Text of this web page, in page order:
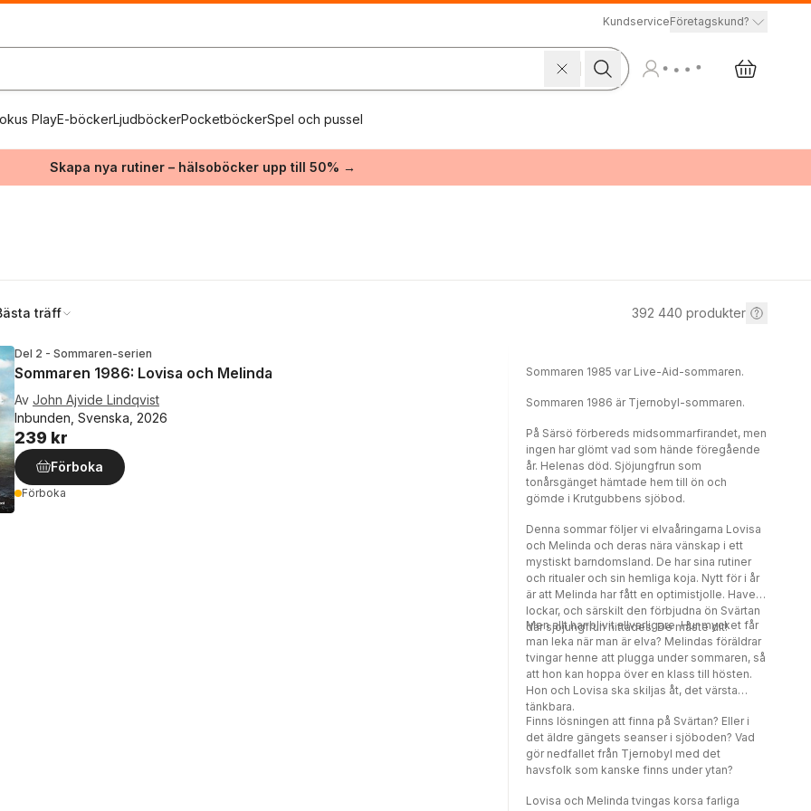
KundserviceFöretagskund?
PlayE-böckerLjudböckerPocketböckerSpel och pussel
Skapa nya rutiner – hälsoböcker upp till 50% →
träff 392 440 produkter
Del 2 - Sommaren-serien
Sommaren 1986: Lovisa och Melinda
Av John Ajvide Lindqvist
Inbunden, Svenska, 2026
239 kr
Förboka
Förboka
Sommaren 1985 var Live-Aid-sommaren.
Sommaren 1986 är Tjernobyl-sommaren.
På Särsö förbereds midsommarfirandet, men
ingen har glömt vad som hände föregående
år. Helenas död. Sjöjungfrun som
tonårsgänget hämtade hem till ön och
gömde i Krutgubbens sjöbod.
Denna sommar följer vi elvaåringarna Lovisa
och Melinda och deras nära vänskap i ett
mystiskt barndomsland. De har sina rutiner
och ritualer och sin hemliga koja. Nytt för i år
är att Melinda har fått en optimistjolle. Havet
lockar, och särskilt den förbjudna ön Svärtan
där sjöjungfrun hittades. De måste dit!
Men allt har blivit allvarligare. Hur mycket får
man leka när man är elva? Melindas föräldrar
tvingar henne att plugga under sommaren, så
att hon kan hoppa över en klass till hösten.
Hon och Lovisa ska skiljas åt, det värsta
tänkbara.
Finns lösningen att finna på Svärtan? Eller i
det äldre gängets seanser i sjöboden? Vad
gör nedfallet från Tjernobyl med det
havsfolk som kanske finns under ytan?
Lovisa och Melinda tvingas korsa farliga